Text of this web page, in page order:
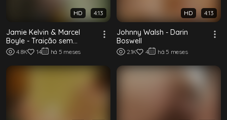
HD 4:13
Jamie Kelvin & Marcel
Boyle - Traição sem
camisinha
4.8K 14 há 5 meses
HD 4:13
Johnny Walsh - Darin
Boswell
2.1K 4 há 5 meses